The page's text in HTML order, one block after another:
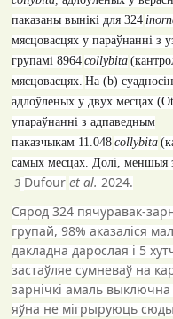
паказаны вынікі для324
мясцовасцях у параўнанні з
групамі8964 collybita (
мясцовасцях. На(b)
адлоўленых у двух месцах
упараўнанні з адпаведным
паказчыкам11.048 collybita (
самых месцах. Долі, меншыя
З Dufour et al.2024.
Cярод 324 пячуравак-
групай, 98% аказаліся
дакладна дарослая і 5
застаўляе сумневаў на
зарнічкі амаль
яўна не мігрыруюць